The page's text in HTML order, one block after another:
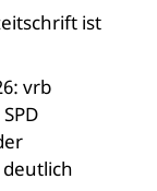
ist
vrb